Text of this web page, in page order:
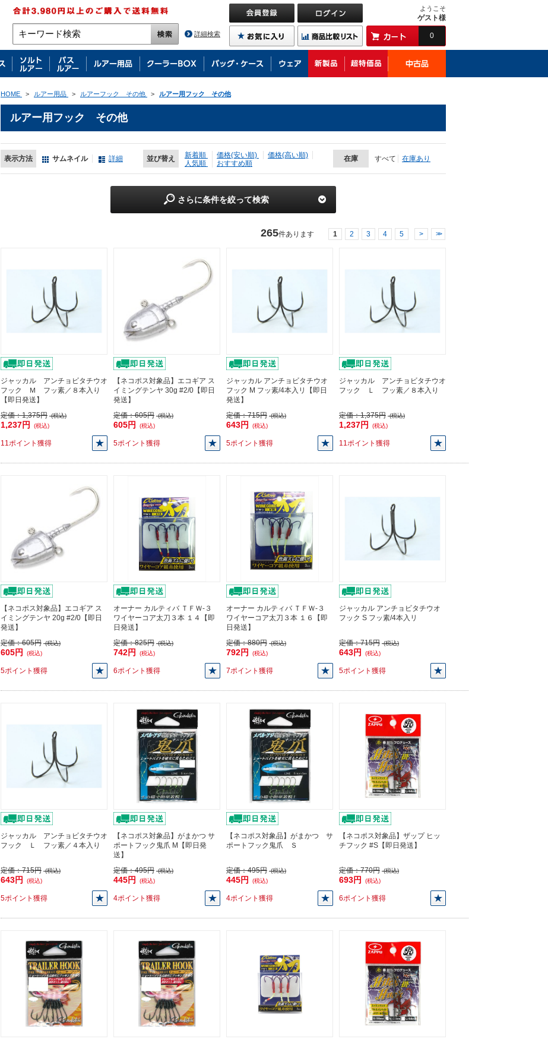
詳細検索
ようこそ
ゲスト様
0
HOME > ルアー用品 > ルアーフック その他 > ルアー用フック その他
ルアー用フック その他
表示方法 サムネイル 詳細 並び替え 新着順 価格(安い順)
価格(高い順)
人気順
おすすめ順
在庫 すべて 在庫あり
さらに条件を絞って検索
265件あります 1 2 3 4 5 > >>
ジャッカル アンチョビタチウオ
フック Ｍ フッ素／８本入り
【即日発送】
定価：1,375円 (税込)
1,237円 (税込)
11ポイント獲得
【ネコポス対象品】エコギア ス
イミングテンヤ 30g #2/0【即日
発送】
定価：605円 (税込)
605円 (税込)
5ポイント獲得
ジャッカル アンチョビタチウオ
フック M フッ素/4本入リ【即日
発送】
定価：715円 (税込)
643円 (税込)
5ポイント獲得
ジャッカル アンチョビタチウオ
フック Ｌ フッ素／８本入り
定価：1,375円 (税込)
1,237円 (税込)
11ポイント獲得
【ネコポス対象品】エコギア ス
イミングテンヤ 20g #2/0【即日
発送】
定価：605円 (税込)
605円 (税込)
5ポイント獲得
オーナー カルティバ ＴＦＷ-３
ワイヤーコア太刀３本 １４【即
日発送】
定価：825円 (税込)
742円 (税込)
6ポイント獲得
オーナー カルティバ ＴＦＷ-３
ワイヤーコア太刀３本 １６【即
日発送】
定価：880円 (税込)
792円 (税込)
7ポイント獲得
ジャッカル アンチョビタチウオ
フック S フッ素/4本入リ
定価：715円 (税込)
643円 (税込)
5ポイント獲得
ジャッカル アンチョビタチウオ
フック Ｌ フッ素／４本入り
定価：715円 (税込)
643円 (税込)
5ポイント獲得
【ネコポス対象品】がまかつ サ
ポートフック鬼爪 M【即日発
送】
定価：495円 (税込)
445円 (税込)
4ポイント獲得
【ネコポス対象品】がまかつ サ
ポートフック鬼爪 Ｓ
定価：495円 (税込)
445円 (税込)
4ポイント獲得
【ネコポス対象品】ザップ ヒッ
チフック #S【即日発送】
定価：770円 (税込)
693円 (税込)
6ポイント獲得